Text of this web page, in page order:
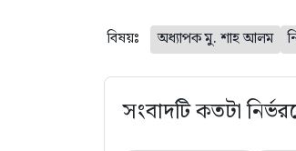
বিষয়ঃ অধ্যাপক মু. শাহ আলম
সংবাদটি কতটা